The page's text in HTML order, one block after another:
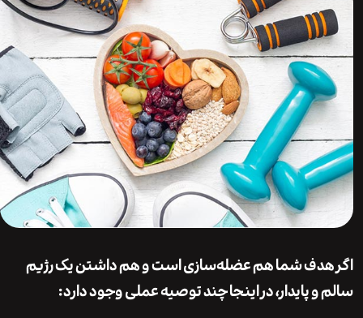
شما هم عضله‌سازی است و هم داشتن یک رژیم
پایدار، در اینجا چند توصیه عملی وجود دارد: